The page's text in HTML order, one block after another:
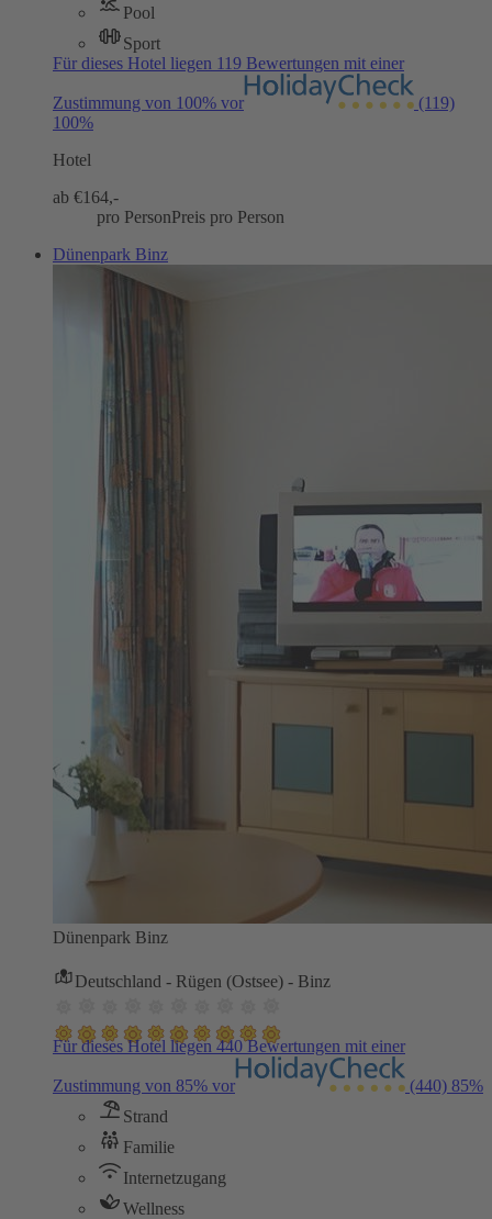
Pool
Sport
Für dieses Hotel liegen 119 Bewertungen mit einer
Zustimmung von 100% vor
(119)
100%
Hotel
ab €164,-
pro PersonPreis pro Person
Dünenpark Binz
Dünenpark Binz
Deutschland - Rügen (Ostsee) - Binz
Für dieses Hotel liegen 440 Bewertungen mit einer
Zustimmung von 85% vor (440) 85%
Strand
Familie
Internetzugang
Wellness